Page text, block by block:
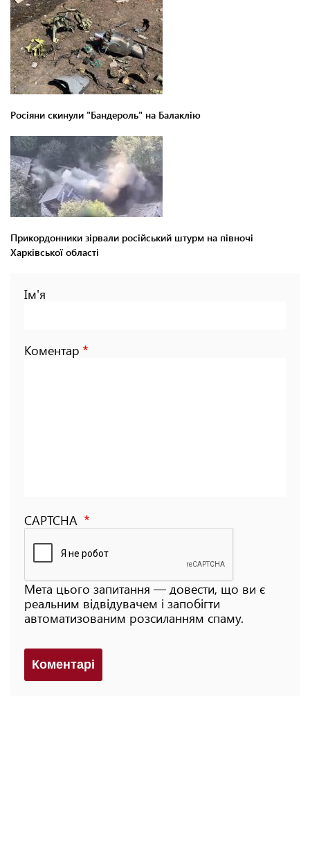
Росіяни скинули "Бандероль" на Балаклію
Прикордонники зірвали російський штурм на півночі
Харківської області
Ім'я
Коментар
CAPTCHA
Мета цього запитання — довести, що ви є
реальним відвідувачем і запобігти
автоматизованим розсиланням спаму.
Коментарi